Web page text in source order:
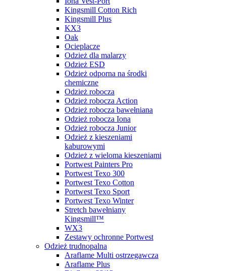
Kingsmill Cotton Rich
Kingsmill Plus
KX3
Oak
Ocieplacze
Odzież dla malarzy
Odzież ESD
Odzież odporna na środki
chemiczne
Odzież robocza
Odzież robocza Action
Odzież robocza bawełniana
Odzież robocza Iona
Odzież robocza Junior
Odzież z kieszeniami
kaburowymi
Odzież z wieloma kieszeniami
Portwest Painters Pro
Portwest Texo 300
Portwest Texo Cotton
Portwest Texo Sport
Portwest Texo Winter
Stretch bawełniany
Kingsmill™
WX3
Zestawy ochronne Portwest
Odzież trudnopalna
Araflame Multi ostrzegawcza
Araflame Plus